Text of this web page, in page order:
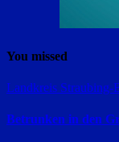
You missed
Landkreis Straubing-
Betrunken in den